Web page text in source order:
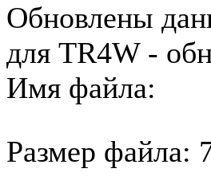
Обновлены
для TR4W -
Имя файла:
Размер файла: